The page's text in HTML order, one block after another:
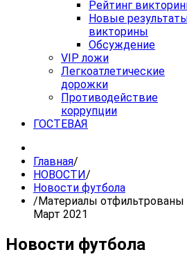
Рейтинг
Новые
викторины
Обсуждение
VIP ложи
Легкоатлетические
дорожки
Противодействие
коррупции
ГОСТЕВАЯ
Главная/
НОВОСТИ/
Новости футбола
/ Материалы отфильтрованы
Март 2021
Новости футбола